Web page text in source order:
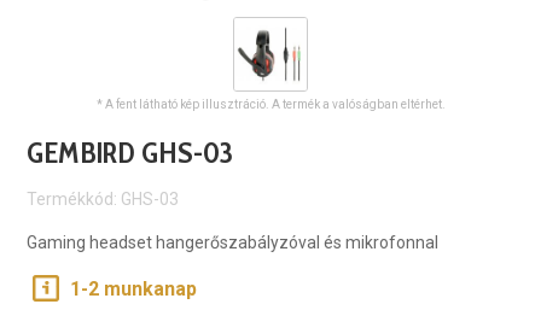
* A fent látható kép illusztráció. A termék a valóságban eltérhet.
GEMBIRD GHS-03
Termékkód: GHS-03
Gaming headset hangerőszabályzóval és mikrofonnal
1-2 munkanap